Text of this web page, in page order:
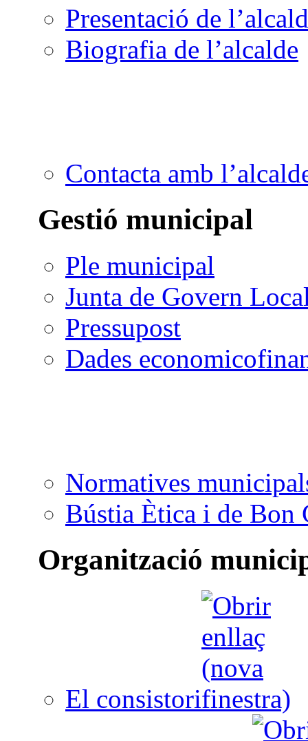
Presentació de
Biografia de l’alcalde
Contacta amb
Gestió municipal
Ple municipal
Junta de Govern
Pressupost
Dades
Normatives
Bústia Ètica i de Bon
Organització
El consistori